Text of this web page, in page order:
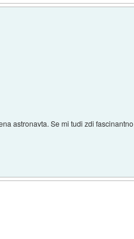
astronavta. Se mi tudi zdi fascinantno